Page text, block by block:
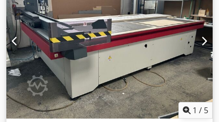
Діаметр циліндрів: 500 / 480 мм * Кількість пластин: 2 *
Початкова висота: 1370 мм * Кінцева висота: 1570 мм *
Загальна сила: 5000 т * Фільтраційна стрічка: так *
Вбудований резервуар для води: так * Система
завантаження і розвантаження: автоматична * Загальні
розміри: 5355 × 2500 мм * Використання: 546 пресувальних
циклів
1 / 5